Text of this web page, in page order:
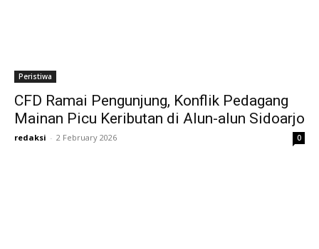
Peristiwa
CFD Ramai Pengunjung, Konflik Pedagang
Mainan Picu Keributan di Alun-alun Sidoarjo
redaksi - 2 February 2026 0